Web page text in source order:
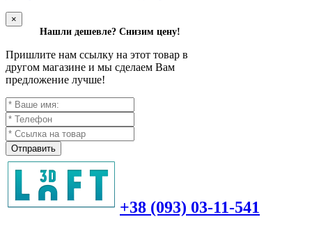
×
Нашли дешевле? Снизим цену!
Пришлите нам ссылку на этот товар в
другом магазине и мы сделаем Вам
предложение лучше!
Отправить
+38 (093) 03-11-541